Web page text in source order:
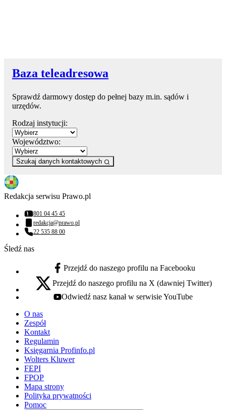
Baza teleadresowa
Sprawdź darmowy dostęp do pełnej bazy m.in. sądów i
urzędów.
Rodzaj instytucji:
Województwo:
Szukaj danych kontaktowych
Redakcja serwisu Prawo.pl
Numer telefonu:
801 04 45 45
Adres email:
redakcja@prawo.pl
Numer telefonu:
22 535 88 00
Śledź nas
facebook - otwiera się w nowej karcie
Przejdź do naszego profilu na Facebooku
x - otwiera się w nowej karcie
Przejdź do naszego profilu na X (dawniej Twitter)
youtube - otwiera się w nowej karcie
Odwiedź nasz kanał w serwisie YouTube
O nas
Zespół
Kontakt
Regulamin
Księgarnia Profinfo.pl
Wolters Kluwer
FEPI
FPOP
Mapa strony
Polityka prywatności
Pomoc